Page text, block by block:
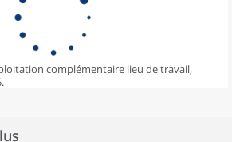
complémentaire lieu de travail,